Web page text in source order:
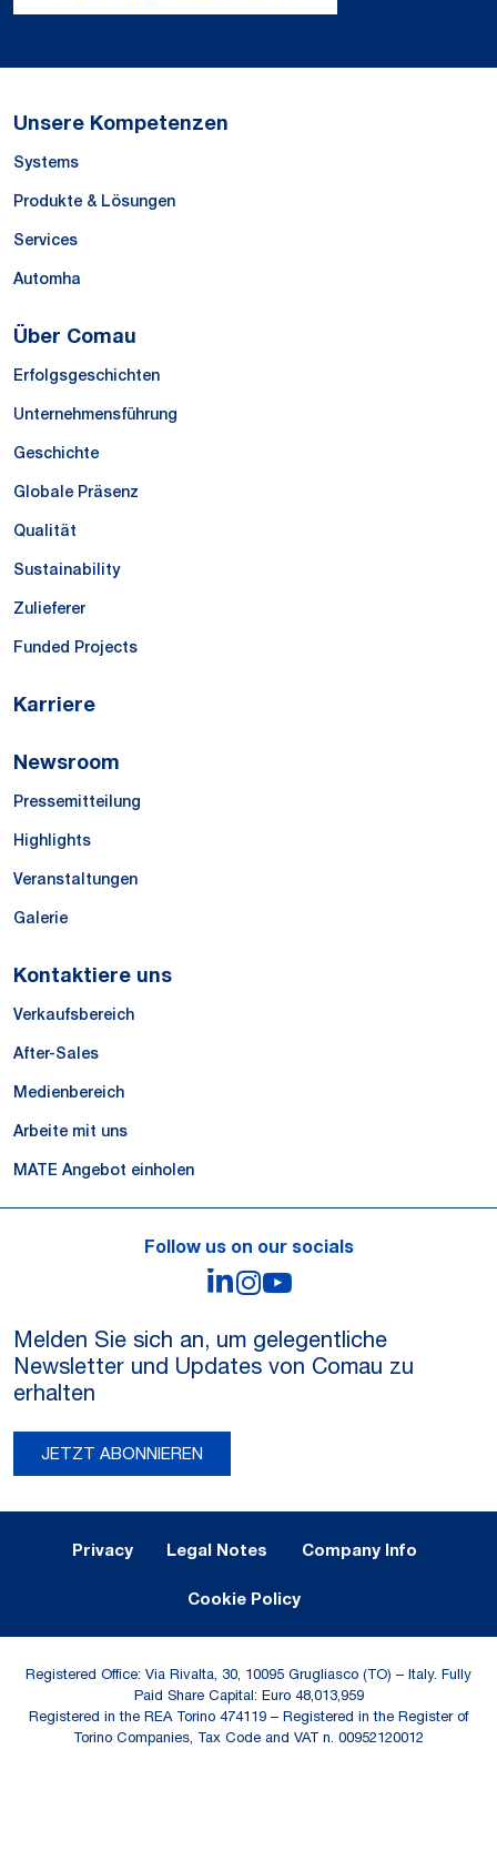
Unsere Kompetenzen
Systems
Produkte & Lösungen
Services
Automha
Über Comau
Erfolgsgeschichten
Unternehmensführung
Geschichte
Globale Präsenz
Qualität
Sustainability
Zulieferer
Funded Projects
Karriere
Newsroom
Pressemitteilung
Highlights
Veranstaltungen
Galerie
Kontaktiere uns
Verkaufsbereich
After-Sales
Medienbereich
Arbeite mit uns
MATE Angebot einholen
Follow us on our socials
LinkedIn
Instagram
Melden Sie sich an, um gelegentliche
Newsletter und Updates von Comau zu
erhalten
JETZT ABONNIEREN
Privacy Legal Notes Company Info
Cookie Policy
Registered Office: Via Rivalta, 30, 10095 Grugliasco (TO) – Italy. Fully
Paid Share Capital: Euro 48,013,959
Registered in the REA Torino 474119 – Registered in the Register of
Torino Companies, Tax Code and VAT n. 00952120012